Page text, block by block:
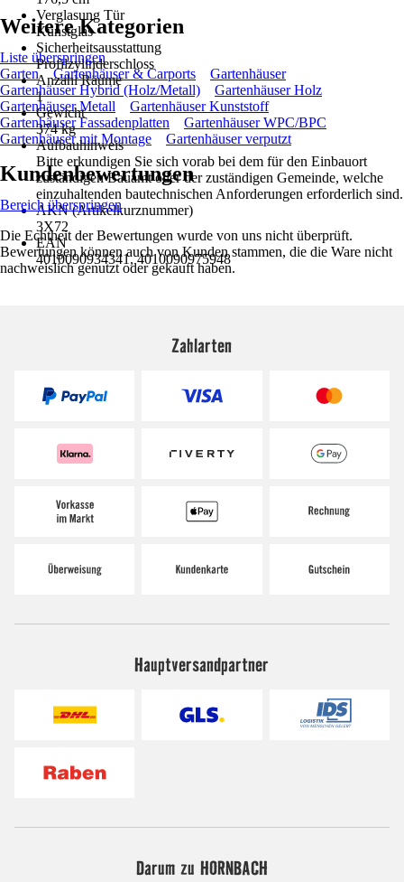
Verglasung Tür
Kunstglas
Sicherheitsausstattung
Profilzylinderschloss
Anzahl Räume
1
Gewicht
374 kg
Aufbauhinweis
Bitte erkundigen Sie sich vorab bei dem für den Einbauort
zuständigen Bauamt oder der zuständigen Gemeinde, welche
einzuhaltenden bautechnischen Anforderungen erforderlich sind.
AKN (Artikelkurznummer)
3X72
EAN
4010090934341, 4010090975948
Weitere Kategorien
Liste überspringen
Garten
Gartenhäuser & Carports
Gartenhäuser
Gartenhäuser Hybrid (Holz/Metall)
Gartenhäuser Holz
Gartenhäuser Metall
Gartenhäuser Kunststoff
Gartenhäuser Fassadenplatten
Gartenhäuser WPC/BPC
Gartenhäuser mit Montage
Gartenhäuser verputzt
Kundenbewertungen
Bereich überspringen
Die Echtheit der Bewertungen wurde von uns nicht überprüft.
Bewertungen können auch von Kunden stammen, die die Ware nicht
nachweislich genutzt oder gekauft haben.
Zahlarten
Hauptversandpartner
Darum zu HORNBACH